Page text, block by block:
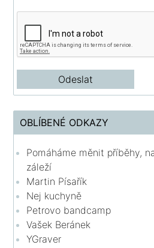
OBLÍBENÉ ODKAZY
Pomáháme měnit příběhy,
záleží
Martin Písařík
Nej kuchyně
Petrovo bandcamp
Vašek Beránek
YGraver